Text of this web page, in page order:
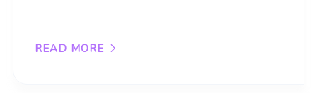
READ MORE